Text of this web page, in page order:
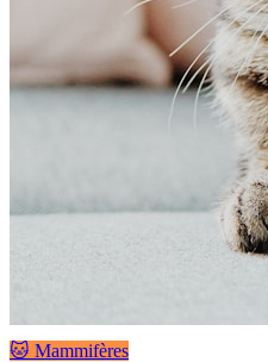
🐱 Mammifères